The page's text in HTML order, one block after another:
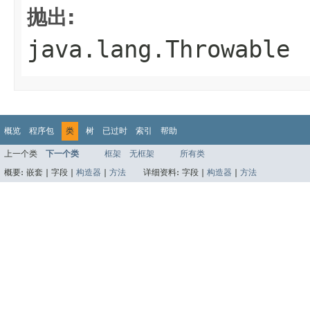
抛出:
java.lang.Throwable
概览 程序包 类 树 已过时 索引 帮助
上一个类 下一个类 框架 无框架
所有类
概要: 嵌套 | 字段 | 构造器 方法 详细资料: 字段 | 构造器 方法